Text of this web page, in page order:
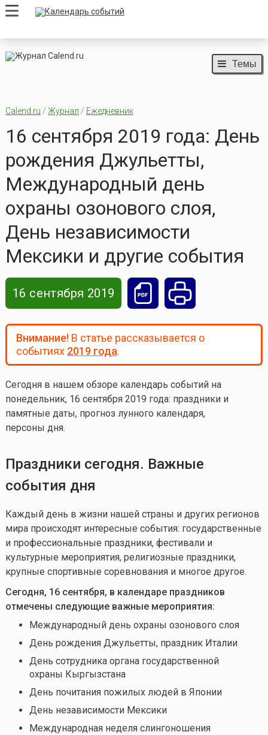
Темы
Calend.ru / Журнал / Ежедневник
16 сентября 2019 года: День
рождения Джульетты,
Международный день
охраны озонового слоя,
День независимости
Мексики и другие события
16 сентября 2019
Внимание!В статье рассказывается о
событиях 2019 года.
Сегодня в нашем обзоре календарь событий на
понедельник, 16 сентября 2019 года: праздники и
памятные даты, прогноз лунного календаря,
персоны дня.
Праздники сегодня. Важные
события дня
Каждый день в жизни нашей страны и других регионов
мира происходят интересные события: государственные
и профессиональные праздники, фестивали и
культурные мероприятия, религиозные праздники,
крупные спортивные соревнования и многое другое.
Сегодня, 16 сентября, в календаре праздников
отмечены следующие важные мероприятия:
Международный день охраны озонового слоя
День рождения Джульетты, праздник Италии
День сотрудника органа государственной
охраны Кыргызстана
День почитания пожилых людей в Японии
День независимости Мексики
Международная неделя слингоношения